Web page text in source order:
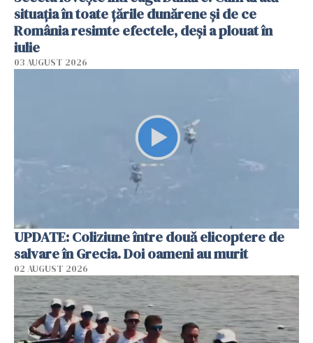
situația în toate țările dunărene și de ce
România resimte efectele, deși a plouat în
iulie
03 AUGUST 2026
UPDATE: Coliziune între două elicoptere de
salvare în Grecia. Doi oameni au murit
02 AUGUST 2026